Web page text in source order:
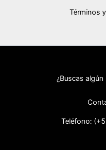
Términos
¿Buscas
Teléfono: